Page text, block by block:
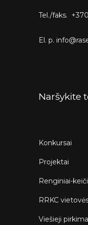
Tel./faks.
El. p.
Naršykite
Konkursai
Projektai
Renginiai-
RRKC
Viešieji